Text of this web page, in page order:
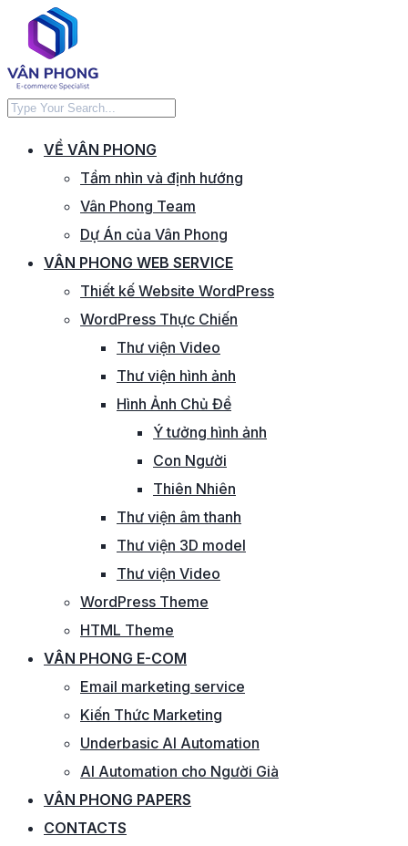
VỀ VÂN PHONG
Tầm nhìn và định hướng
Vân Phong Team
Dự Án của Vân Phong
VÂN PHONG WEB SERVICE
Thiết kế Website WordPress
WordPress Thực Chiến
Thư viện Video
Thư viện hình ảnh
Hình Ảnh Chủ Đề
Ý tưởng hình ảnh
Con Người
Thiên Nhiên
Thư viện âm thanh
Thư viện 3D model
Thư viện Video
WordPress Theme
HTML Theme
VÂN PHONG E-COM
Email marketing service
Kiến Thức Marketing
Underbasic AI Automation
AI Automation cho Người Già
VÂN PHONG PAPERS
CONTACTS